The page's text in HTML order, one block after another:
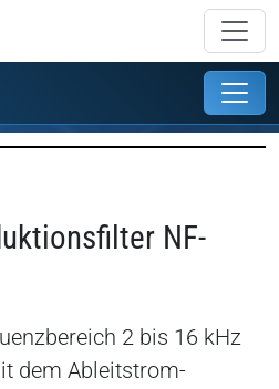
NF-
2 bis 16 kHz
dem Ableitstrom-